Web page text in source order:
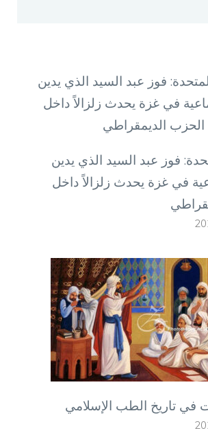
فوز عبد السيد الذي يدين
في غزة يحدث زلزالاً داخل
في تاريخ الطب الإسلامي